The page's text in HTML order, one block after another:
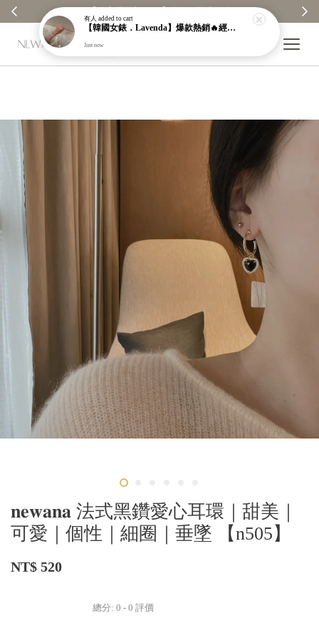
𝐧𝐞𝐰𝐚𝐧𝐚 法式黑鑽愛心耳環｜甜美｜
可愛｜個性｜細圈｜垂墜 【n505】
NT$ 520
總分: 0 - 0 評價
有人 added to cart
【韓國女錶．Lavenda】爆款熱銷🔥經典之作老錢風編織紋理奢華金錶【nk64】
Just now